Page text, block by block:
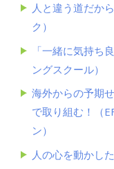
人と違う道だか
ク）
「一緒に気持ち
ングスクール）
海外からの予期
で取り組む！（
ン）
人の心を動かし